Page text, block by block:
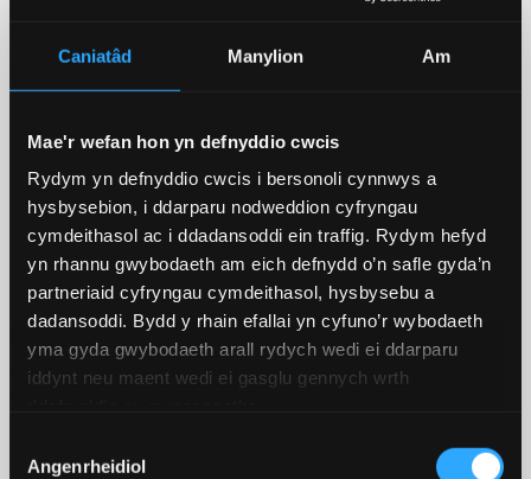
Caniatâd Manylion Am
Mae'r wefan hon yn defnyddio cwcis
Rydym yn defnyddio cwcis i bersonoli cynnwys a
hysbysebion, i ddarparu nodweddion cyfryngau
cymdeithasol ac i ddadansoddi ein traffig. Rydym hefyd
yn rhannu gwybodaeth am eich defnydd o’n safle gyda’n
partneriaid cyfryngau cymdeithasol, hysbysebu a
dadansoddi. Bydd y rhain efallai yn cyfuno’r wybodaeth
yma gyda gwybodaeth arall rydych wedi ei ddarparu
iddynt neu maent wedi ei gasglu gennych wrth
Caniatâd
Angenrheidiol
Trawsgrifiad fideo: Ymchwil ym
Mhrifysgol Bangor
Ein Hymchwil Ar Waith
Ein Hymchwil
Mae ein hymchwil arloesol yn atgyfnerthu ein
cwricwlwm sy'n newid yn barhaus ac yn helpu i
wella ein cyd-ddealltwriaeth o'r byd o'n cwmpas.